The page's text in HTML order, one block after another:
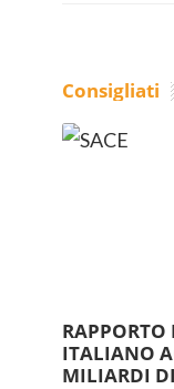
Consigliati
RAPPORTO
ITALIANO
MILIARDI